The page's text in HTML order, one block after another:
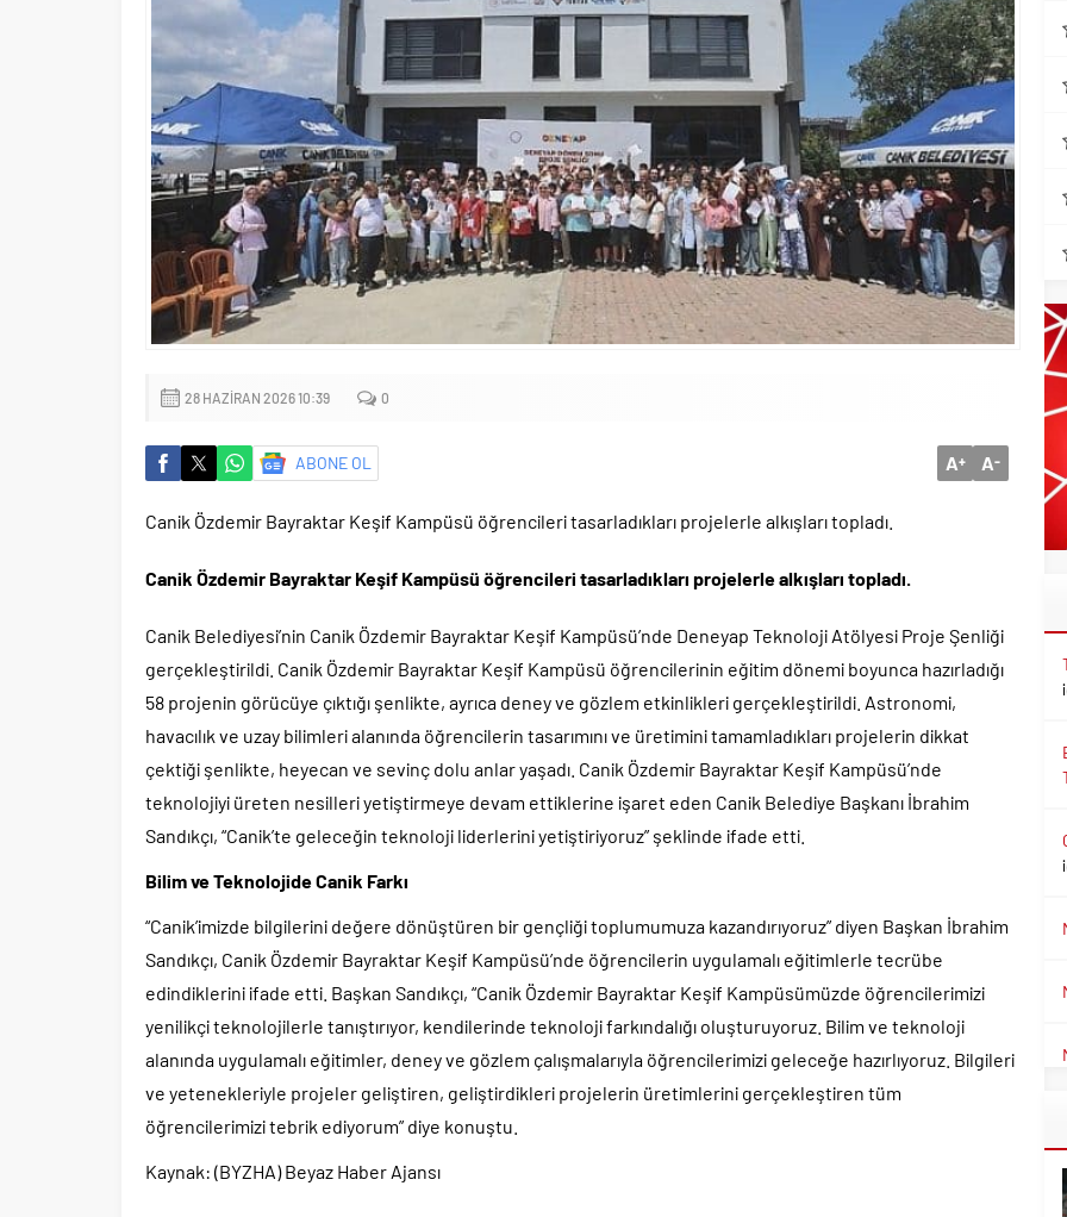
28 HAZIRAN 2026 10:39 0
ABONE OL A+ A-
Canik Özdemir Bayraktar Keşif Kampüsü öğrencileri tasarladıkları projelerle alkışları topladı.
Canik Özdemir Bayraktar Keşif Kampüsü öğrencileri tasarladıkları projelerle alkışları topladı.
Canik Belediyesi’nin Canik Özdemir Bayraktar Keşif Kampüsü’nde Deneyap Teknoloji Atölyesi Proje Şenliği
gerçekleştirildi. Canik Özdemir Bayraktar Keşif Kampüsü öğrencilerinin eğitim dönemi boyunca hazırladığı
58 projenin görücüye çıktığı şenlikte, ayrıca deney ve gözlem etkinlikleri gerçekleştirildi. Astronomi,
havacılık ve uzay bilimleri alanında öğrencilerin tasarımını ve üretimini tamamladıkları projelerin dikkat
çektiği şenlikte, heyecan ve sevinç dolu anlar yaşadı. Canik Özdemir Bayraktar Keşif Kampüsü’nde
teknolojiyi üreten nesilleri yetiştirmeye devam ettiklerine işaret eden Canik Belediye Başkanı İbrahim
Sandıkçı, “Canik’te geleceğin teknoloji liderlerini yetiştiriyoruz” şeklinde ifade etti.
Bilim ve Teknolojide Canik Farkı
“Canik’imizde bilgilerini değere dönüştüren bir gençliği toplumumuza kazandırıyoruz” diyen Başkan İbrahim
Sandıkçı, Canik Özdemir Bayraktar Keşif Kampüsü’nde öğrencilerin uygulamalı eğitimlerle tecrübe
edindiklerini ifade etti. Başkan Sandıkçı, “Canik Özdemir Bayraktar Keşif Kampüsümüzde öğrencilerimizi
yenilikçi teknolojilerle tanıştırıyor, kendilerinde teknoloji farkındalığı oluşturuyoruz. Bilim ve teknoloji
alanında uygulamalı eğitimler, deney ve gözlem çalışmalarıyla öğrencilerimizi geleceğe hazırlıyoruz. Bilgileri
ve yetenekleriyle projeler geliştiren, geliştirdikleri projelerin üretimlerini gerçekleştiren tüm
öğrencilerimizi tebrik ediyorum” diye konuştu.
Kaynak: (BYZHA) Beyaz Haber Ajansı